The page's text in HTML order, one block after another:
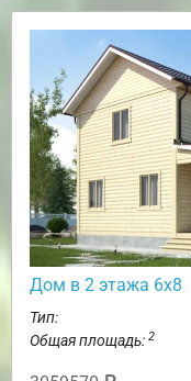
Дом в 2 этажа 6х8
Тип:
Общая площадь: 2